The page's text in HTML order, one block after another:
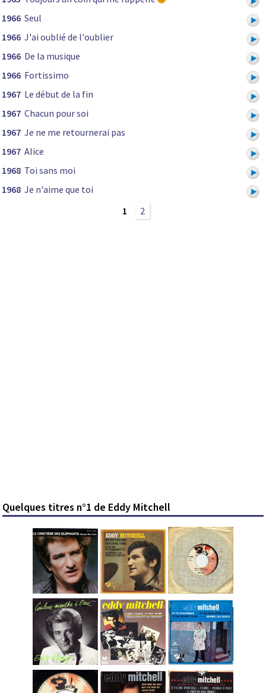
1966 Seul
1966 J'ai oublié de l'oublier
1966 De la musique
1966 Fortissimo
1967 Le début de la fin
1967 Chacun pour soi
1967 Je ne me retournerai pas
1967 Alice
1968 Toi sans moi
1968 Je n'aime que toi
1
2
Quelques titres n°1 de Eddy Mitchell